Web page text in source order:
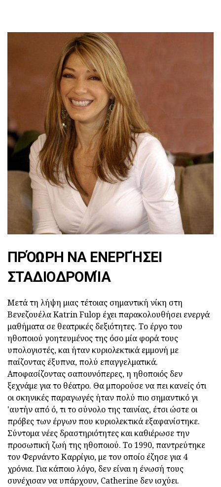
ΠΡΌΩΡΗ ΝΑ ΕΝΕΡΓΉΣΕΙ
ΣΤΑΔΙΟΔΡΟΜΊΑ
Μετά τη λήψη μιας τέτοιας σημαντική νίκη στη
Βενεζουέλα Katrin Fulop έχει παρακολουθήσει ενεργά
μαθήματα σε θεατρικές δεξιότητες. Το έργο του
ηθοποιού γοητευμένος της όσο μία φορά τους
υπολογιστές, και ήταν κυριολεκτικά εμμονή με
παίζοντας έξυπνα, πολύ επαγγελματικά.
Αποφασίζοντας σαπουνόπερες, η ηθοποιός δεν
ξεχνάμε για το θέατρο. Θα μπορούσε να πει κανείς ότι
οι σκηνικές παραγωγές ήταν πολύ πιο σημαντικό γι
'αυτήν από ό, τι το σύνολο της ταινίας, έτσι ώστε οι
πρόβες των έργων που κυριολεκτικά εξαφανίστηκε.
Σύντομα νέες δραστηριότητες και καθιέρωσε την
προσωπική ζωή της ηθοποιού. Το 1990, παντρεύτηκε
τον Φερνάντο Καρρίγιο, με τον οποίο έζησε για 4
χρόνια. Για κάποιο λόγο, δεν είναι η ένωσή τους
συνέχισαν να υπάρχουν, Catherine δεν ισχύει.